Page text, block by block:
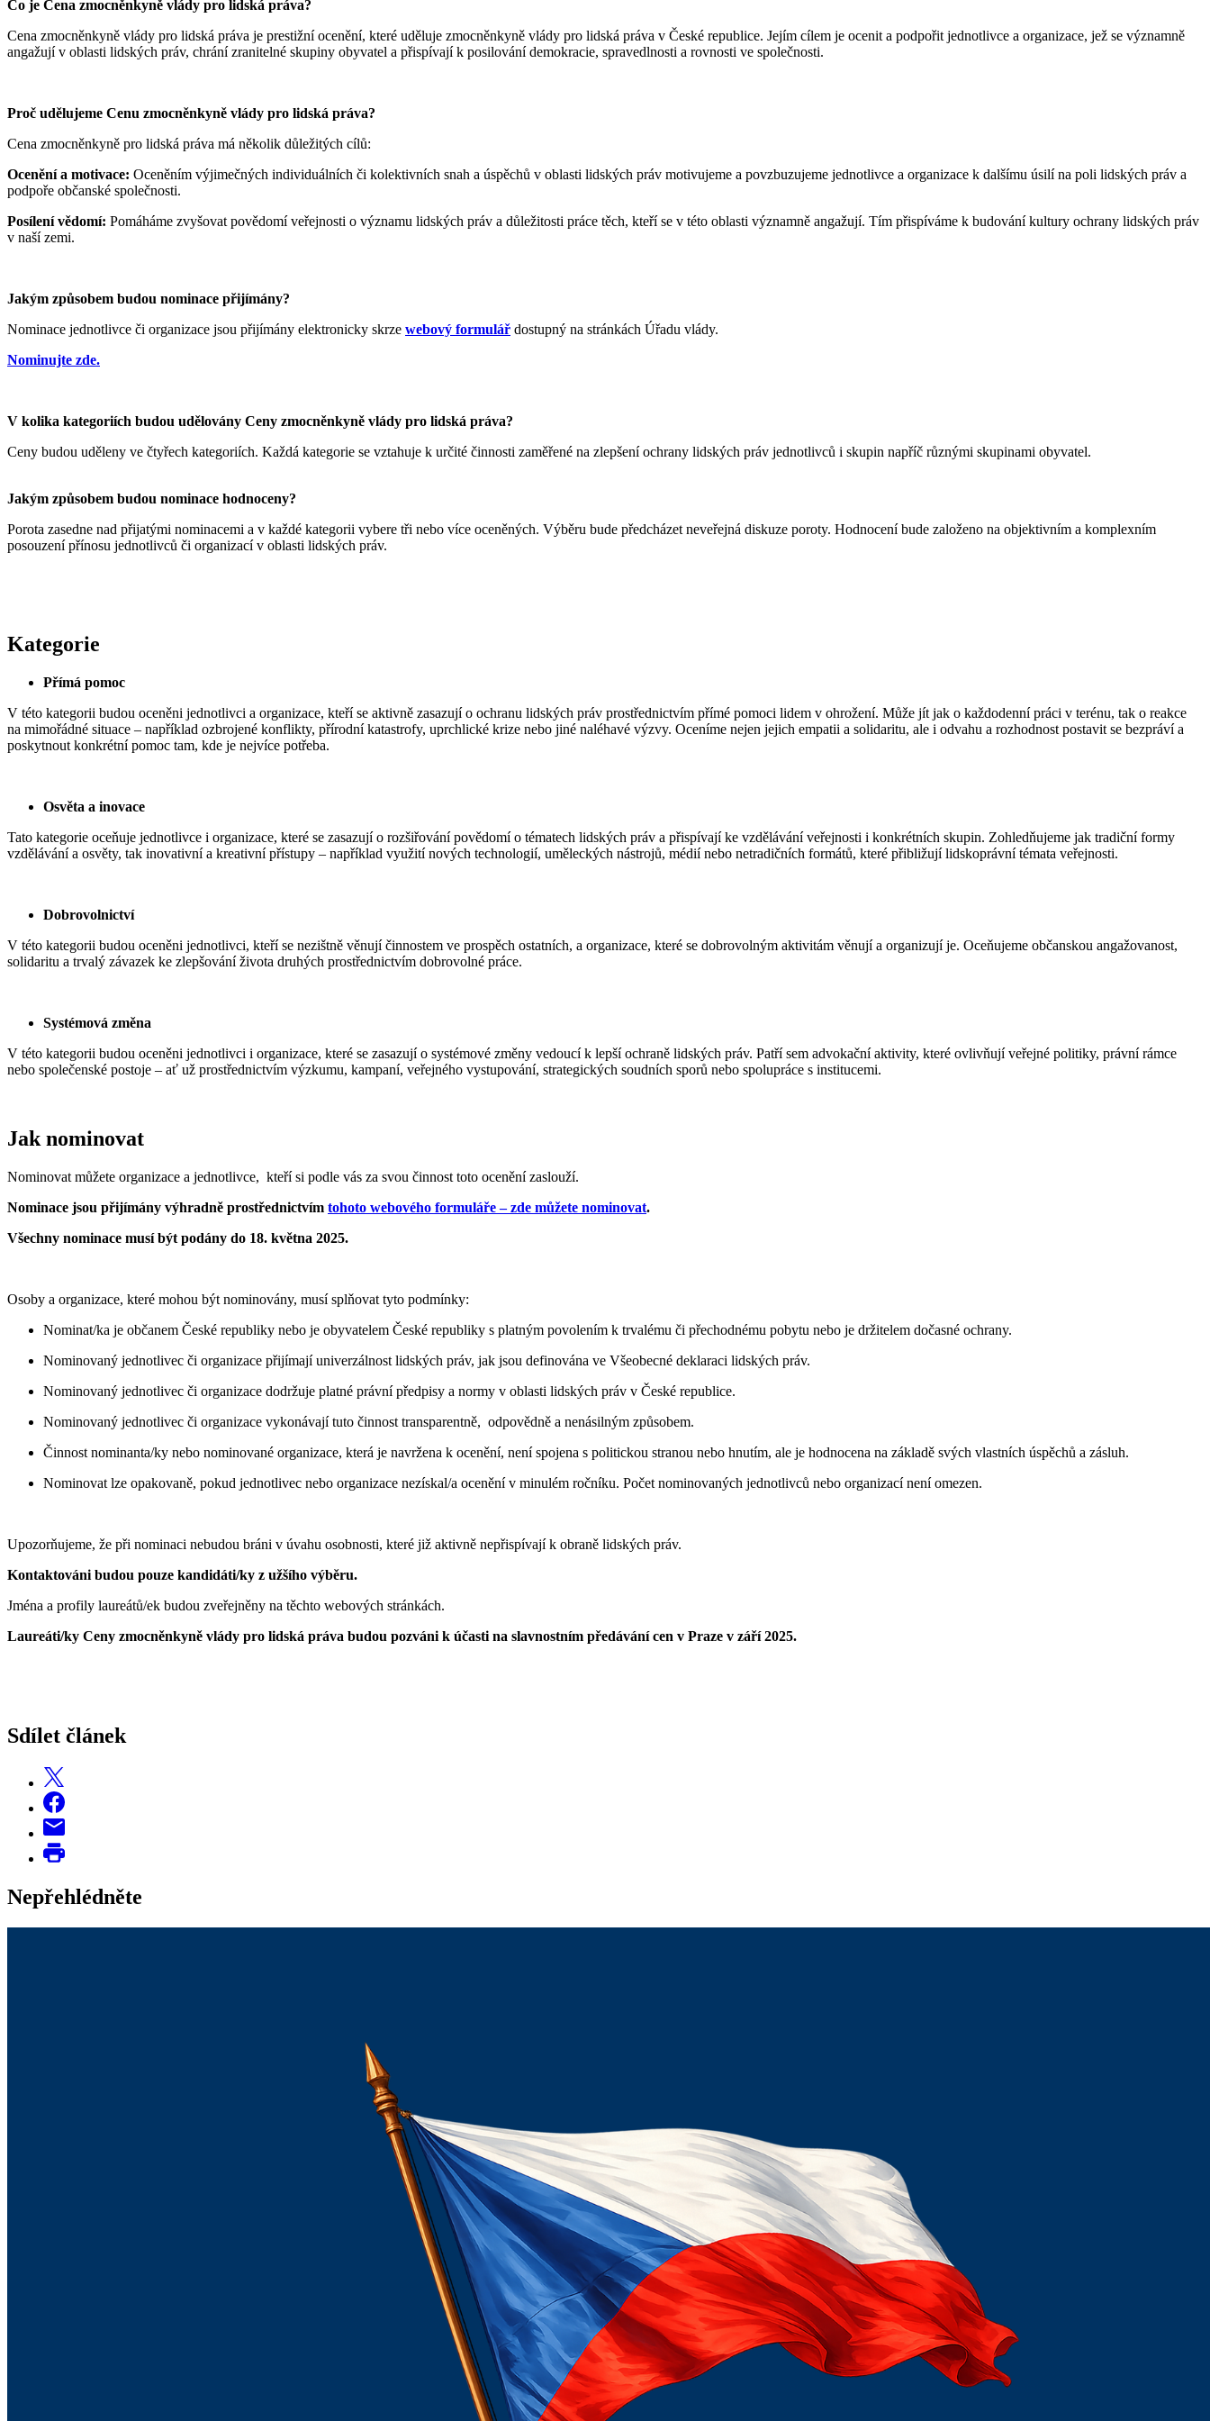
Co je Cena zmocněnkyně vlády pro lidská práva?
Cena zmocněnkyně vlády pro lidská práva je prestižní ocenění, které uděluje zmocněnkyně vlády pro lidská práva v České republice. Jejím cílem je ocenit a podpořit jednotlivce a organizace, jež se významně
angažují v oblasti lidských práv, chrání zranitelné skupiny obyvatel a přispívají k posilování demokracie, spravedlnosti a rovnosti ve společnosti.
Proč udělujeme Cenu zmocněnkyně vlády pro lidská práva?
Cena zmocněnkyně pro lidská práva má několik důležitých cílů:
Ocenění a motivace: Oceněním výjimečných individuálních či kolektivních snah a úspěchů v oblasti lidských práv motivujeme a povzbuzujeme jednotlivce a organizace k dalšímu úsilí na poli lidských práv a
podpoře občanské společnosti.
Posílení vědomí: Pomáháme zvyšovat povědomí veřejnosti o významu lidských práv a důležitosti práce těch, kteří se v této oblasti významně angažují. Tím přispíváme k budování kultury ochrany lidských práv
v naší zemi.
Jakým způsobem budou nominace přijímány?
Nominace jednotlivce či organizace jsou přijímány elektronicky skrze webový formulář dostupný na stránkách Úřadu vlády.
Nominujte zde.
V kolika kategoriích budou udělovány Ceny zmocněnkyně vlády pro lidská práva?
Ceny budou uděleny ve čtyřech kategoriích. Každá kategorie se vztahuje k určité činnosti zaměřené na zlepšení ochrany lidských práv jednotlivců i skupin napříč různými skupinami obyvatel.
Jakým způsobem budou nominace hodnoceny?
Porota zasedne nad přijatými nominacemi a v každé kategorii vybere tři nebo více oceněných. Výběru bude předcházet neveřejná diskuze poroty. Hodnocení bude založeno na objektivním a komplexním
posouzení přínosu jednotlivců či organizací v oblasti lidských práv.
Kategorie
Přímá pomoc
V této kategorii budou oceněni jednotlivci a organizace, kteří se aktivně zasazují o ochranu lidských práv prostřednictvím přímé pomoci lidem v ohrožení. Může jít jak o každodenní práci v terénu, tak o reakce
na mimořádné situace – například ozbrojené konflikty, přírodní katastrofy, uprchlické krize nebo jiné naléhavé výzvy. Oceníme nejen jejich empatii a solidaritu, ale i odvahu a rozhodnost postavit se bezpráví a
poskytnout konkrétní pomoc tam, kde je nejvíce potřeba.
Osvěta a inovace
Tato kategorie oceňuje jednotlivce i organizace, které se zasazují o rozšiřování povědomí o tématech lidských práv a přispívají ke vzdělávání veřejnosti i konkrétních skupin. Zohledňujeme jak tradiční formy
vzdělávání a osvěty, tak inovativní a kreativní přístupy – například využití nových technologií, uměleckých nástrojů, médií nebo netradičních formátů, které přibližují lidskoprávní témata veřejnosti.
Dobrovolnictví
V této kategorii budou oceněni jednotlivci, kteří se nezištně věnují činnostem ve prospěch ostatních, a organizace, které se dobrovolným aktivitám věnují a organizují je. Oceňujeme občanskou angažovanost,
solidaritu a trvalý závazek ke zlepšování života druhých prostřednictvím dobrovolné práce.
Systémová změna
V této kategorii budou oceněni jednotlivci i organizace, které se zasazují o systémové změny vedoucí k lepší ochraně lidských práv. Patří sem advokační aktivity, které ovlivňují veřejné politiky, právní rámce
nebo společenské postoje – ať už prostřednictvím výzkumu, kampaní, veřejného vystupování, strategických soudních sporů nebo spolupráce s institucemi.
Jak nominovat
Nominovat můžete organizace a jednotlivce, kteří si podle vás za svou činnost toto ocenění zaslouží.
Nominace jsou přijímány výhradně prostřednictvím tohoto webového formuláře – zde můžete nominovat.
Všechny nominace musí být podány do 18. května 2025.
Osoby a organizace, které mohou být nominovány, musí splňovat tyto podmínky:
Nominat/ka je občanem České republiky nebo je obyvatelem České republiky s platným povolením k trvalému či přechodnému pobytu nebo je držitelem dočasné ochrany.
Nominovaný jednotlivec či organizace přijímají univerzálnost lidských práv, jak jsou definována ve Všeobecné deklaraci lidských práv.
Nominovaný jednotlivec či organizace dodržuje platné právní předpisy a normy v oblasti lidských práv v České republice.
Nominovaný jednotlivec či organizace vykonávají tuto činnost transparentně, odpovědně a nenásilným způsobem.
Činnost nominanta/ky nebo nominované organizace, která je navržena k ocenění, není spojena s politickou stranou nebo hnutím, ale je hodnocena na základě svých vlastních úspěchů a zásluh.
Nominovat lze opakovaně, pokud jednotlivec nebo organizace nezískal/a ocenění v minulém ročníku. Počet nominovaných jednotlivců nebo organizací není omezen.
Upozorňujeme, že při nominaci nebudou bráni v úvahu osobnosti, které již aktivně nepřispívají k obraně lidských práv.
Kontaktováni budou pouze kandidáti/ky z užšího výběru.
Jména a profily laureátů/ek budou zveřejněny na těchto webových stránkách.
Laureáti/ky Ceny zmocněnkyně vlády pro lidská práva budou pozváni k účasti na slavnostním předávání cen v Praze v září 2025.
Sdílet článek
Nepřehlédněte